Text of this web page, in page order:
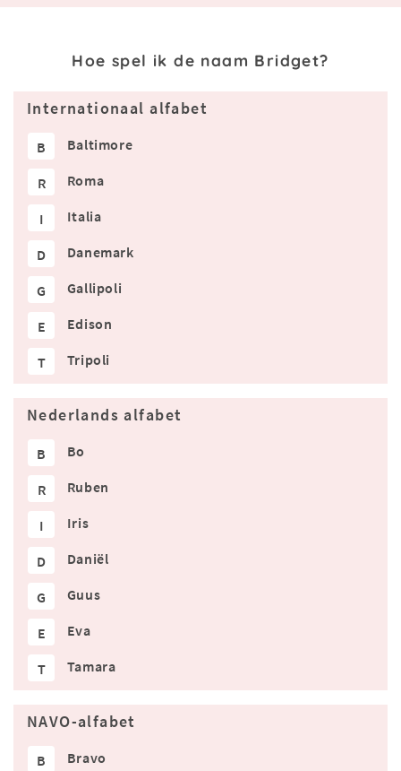
Hoe spel ik de naam Bridget?
Internationaal alfabet
B Baltimore
R Roma
I Italia
D Danemark
G Gallipoli
E Edison
T Tripoli
Nederlands alfabet
B Bo
R Ruben
I Iris
D Daniël
G Guus
E Eva
T Tamara
NAVO-alfabet
B Bravo